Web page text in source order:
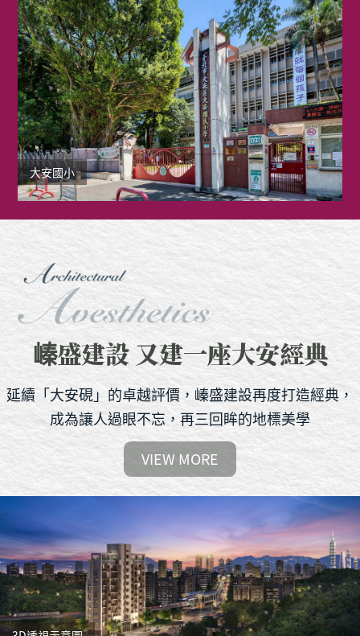
大安國小
𡻈盛建設 又建一座大安經典
延續「大安硯」的卓越評價，𡻈盛建設再度打造經典，
成為讓人過眼不忘，再三回眸的地標美學
VIEW MORE